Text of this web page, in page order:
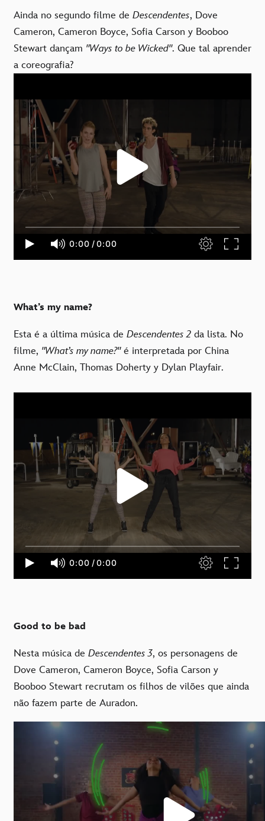
Ainda no segundo filme de Descendentes, Dove
Cameron, Cameron Boyce, Sofia Carson y Booboo
Stewart dançam "Ways to be Wicked". Que tal aprender
a coreografia?
What’s my name?
Esta é a última música de Descendentes 2 da lista. No
filme, "What’s my name?"é interpretada por China
Anne McClain, Thomas Doherty y Dylan Playfair.
Good to be bad
Nesta música de Descendentes 3, os personagens de
Dove Cameron, Cameron Boyce, Sofia Carson y
Booboo Stewart recrutam os filhos de vilões que ainda
não fazem parte de Auradon.